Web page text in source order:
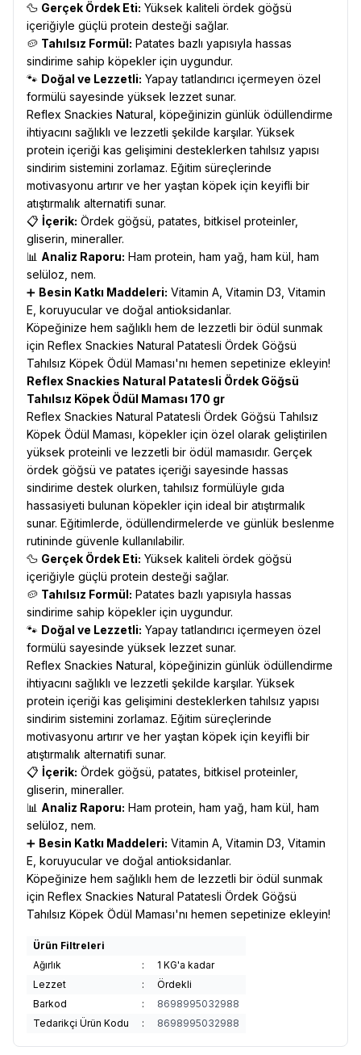
🦆 Gerçek Ördek Eti: Yüksek kaliteli ördek göğsü
içeriğiyle güçlü protein desteği sağlar.
🥔 Tahılsız Formül: Patates bazlı yapısıyla hassas
sindirime sahip köpekler için uygundur.
🐾 Doğal ve Lezzetli: Yapay tatlandırıcı içermeyen özel
formülü sayesinde yüksek lezzet sunar.
Reflex Snackies Natural, köpeğinizin günlük ödüllendirme
ihtiyacını sağlıklı ve lezzetli şekilde karşılar. Yüksek
protein içeriği kas gelişimini desteklerken tahılsız yapısı
sindirim sistemini zorlamaz. Eğitim süreçlerinde
motivasyonu artırır ve her yaştan köpek için keyifli bir
atıştırmalık alternatifi sunar.
📋 İçerik: Ördek göğsü, patates, bitkisel proteinler,
gliserin, mineraller.
📊 Analiz Raporu: Ham protein, ham yağ, ham kül, ham
selüloz, nem.
➕ Besin Katkı Maddeleri: Vitamin A, Vitamin D3, Vitamin
E, koruyucular ve doğal antioksidanlar.
Köpeğinize hem sağlıklı hem de lezzetli bir ödül sunmak
için Reflex Snackies Natural Patatesli Ördek Göğsü
Tahılsız Köpek Ödül Maması'nı hemen sepetinize ekleyin!
Reflex Snackies Natural Patatesli Ördek Göğsü
Tahılsız Köpek Ödül Maması 170 gr
Reflex Snackies Natural Patatesli Ördek Göğsü Tahılsız
Köpek Ödül Maması, köpekler için özel olarak geliştirilen
yüksek proteinli ve lezzetli bir ödül mamasıdır. Gerçek
ördek göğsü ve patates içeriği sayesinde hassas
sindirime destek olurken, tahılsız formülüyle gıda
hassasiyeti bulunan köpekler için ideal bir atıştırmalık
sunar. Eğitimlerde, ödüllendirmelerde ve günlük beslenme
rutininde güvenle kullanılabilir.
🦆 Gerçek Ördek Eti: Yüksek kaliteli ördek göğsü
içeriğiyle güçlü protein desteği sağlar.
🥔 Tahılsız Formül: Patates bazlı yapısıyla hassas
sindirime sahip köpekler için uygundur.
🐾 Doğal ve Lezzetli: Yapay tatlandırıcı içermeyen özel
formülü sayesinde yüksek lezzet sunar.
Reflex Snackies Natural, köpeğinizin günlük ödüllendirme
ihtiyacını sağlıklı ve lezzetli şekilde karşılar. Yüksek
protein içeriği kas gelişimini desteklerken tahılsız yapısı
sindirim sistemini zorlamaz. Eğitim süreçlerinde
motivasyonu artırır ve her yaştan köpek için keyifli bir
atıştırmalık alternatifi sunar.
📋 İçerik: Ördek göğsü, patates, bitkisel proteinler,
gliserin, mineraller.
📊 Analiz Raporu: Ham protein, ham yağ, ham kül, ham
selüloz, nem.
➕ Besin Katkı Maddeleri: Vitamin A, Vitamin D3, Vitamin
E, koruyucular ve doğal antioksidanlar.
Köpeğinize hem sağlıklı hem de lezzetli bir ödül sunmak
için Reflex Snackies Natural Patatesli Ördek Göğsü
Tahılsız Köpek Ödül Maması'nı hemen sepetinize ekleyin!
Ürün Filtreleri
Ağırlık
:
1 KG'a kadar
Lezzet
:
Ördekli
Barkod
:
8698995032988
Tedarikçi Ürün Kodu
: 8698995032988